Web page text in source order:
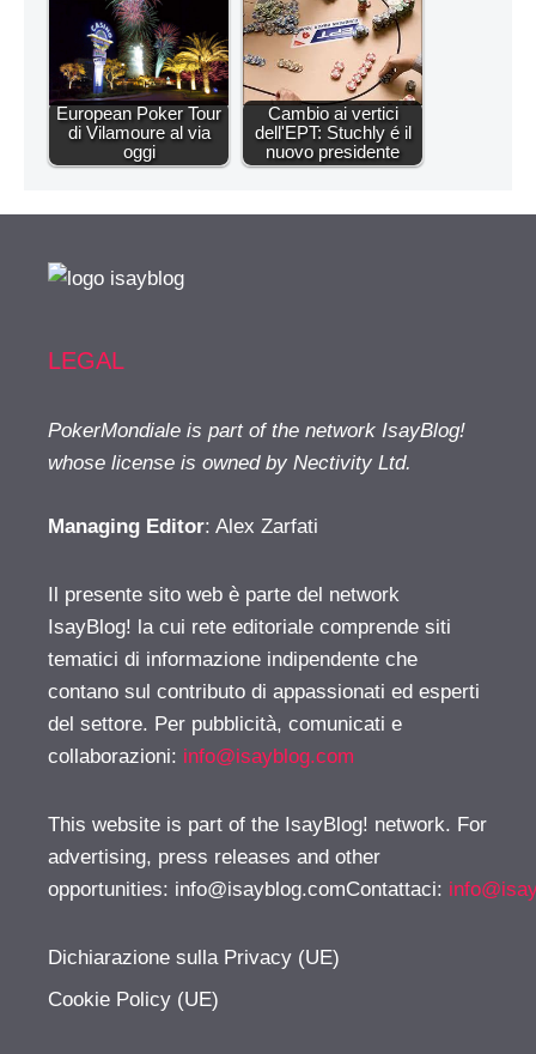
European Poker Tour
di Vilamoure al via
oggi
Cambio ai vertici
dell'EPT: Stuchly é il
nuovo presidente
LEGAL
PokerMondiale is part of the network IsayBlog!
whose license is owned by Nectivity Ltd.
Managing Editor: Alex Zarfati
Il presente sito web è parte del network
IsayBlog! la cui rete editoriale comprende siti
tematici di informazione indipendente che
contano sul contributo di appassionati ed esperti
del settore. Per pubblicità, comunicati e
collaborazioni: info@isayblog.com
This website is part of the IsayBlog! network. For
advertising, press releases and other
opportunities: info@isayblog.comContattaci:
Dichiarazione sulla Privacy (UE)
Cookie Policy (UE)